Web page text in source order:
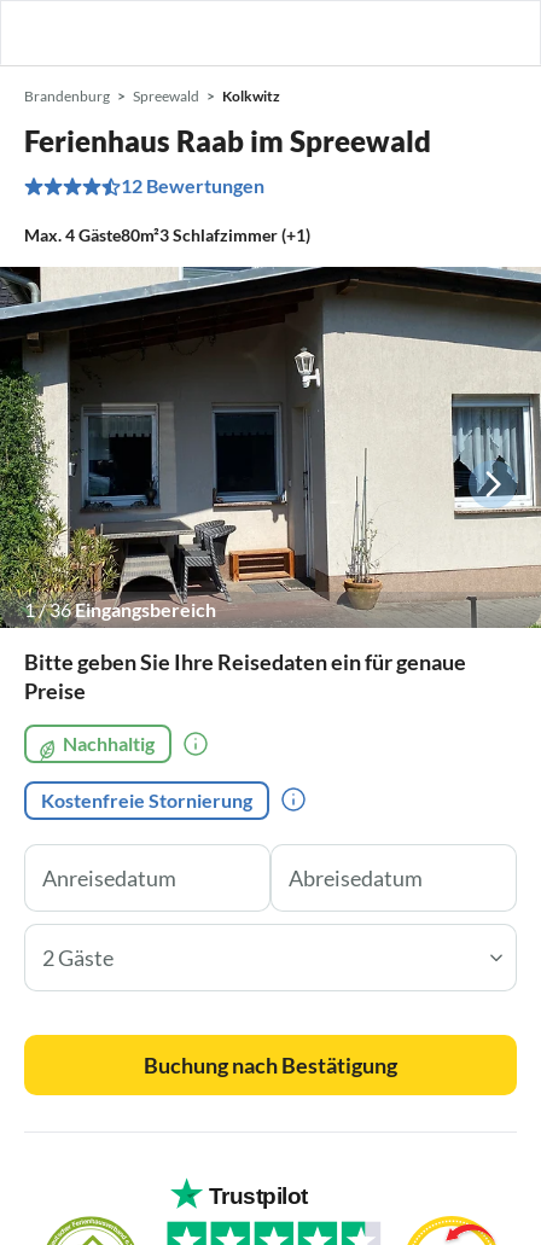
Brandenburg Spreewald Kolkwitz
Ferienhaus Raab im Spreewald
12 Bewertungen
Max.4Gäste80m²3Schlafzimmer (+1)
1/36Eingangsbereich
Bitte geben Sie Ihre Reisedaten ein für genaue
Preise
Nachhaltig
Kostenfreie Stornierung
2 Gäste
Buchung nach Bestätigung